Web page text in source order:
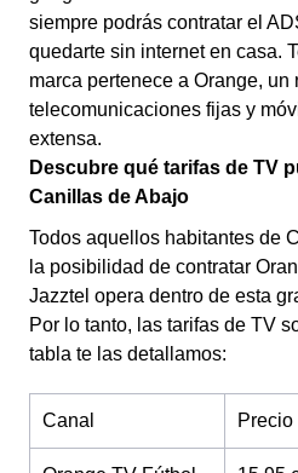
siempre podrás contratar el
quedarte sin internet en casa.
marca pertenece a Orange, un
telecomunicaciones fijas y
extensa.
Descubre qué tarifas de TV
Canillas de Abajo
Todos aquellos habitantes de
la posibilidad de contratar
Jazztel opera dentro de esta
Por lo tanto, las tarifas de TV
tabla te las detallamos:
Canal Precio